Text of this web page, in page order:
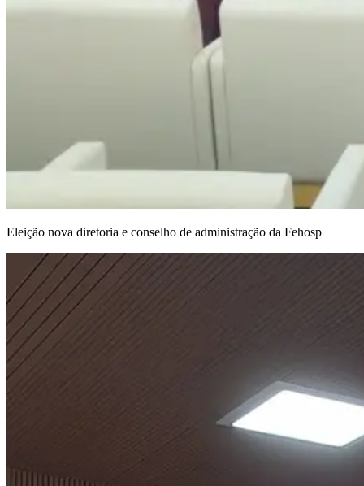
Eleição nova diretoria e conselho de administração da Fehosp